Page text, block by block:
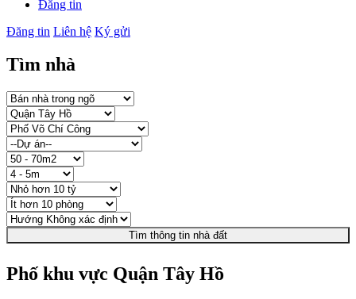
Đăng tin
Đăng tin Liên hệ Ký gửi
Tìm nhà
Tìm thông tin nhà đất
Phố khu vực Quận Tây Hồ